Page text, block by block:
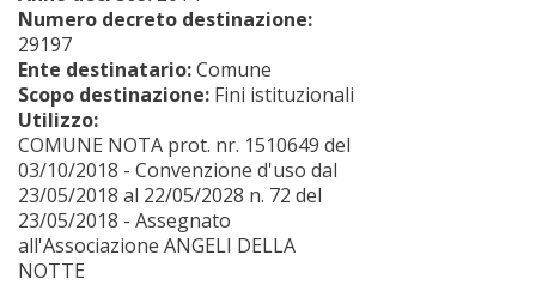
Numero decreto destinazione:
29197
Ente destinatario:Comune
Scopo destinazione: Fini istituzionali
Utilizzo:
COMUNE NOTA prot. nr. 1510649 del
03/10/2018 - Convenzione d'uso dal
23/05/2018 al 22/05/2028 n. 72 del
23/05/2018 - Assegnato
all'Associazione ANGELI DELLA
NOTTE